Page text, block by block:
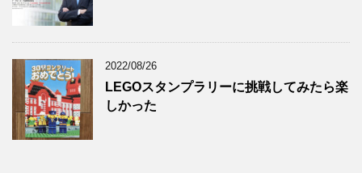
2022/08/26
LEGOスタンプラリーに挑戦してみたら楽
しかった